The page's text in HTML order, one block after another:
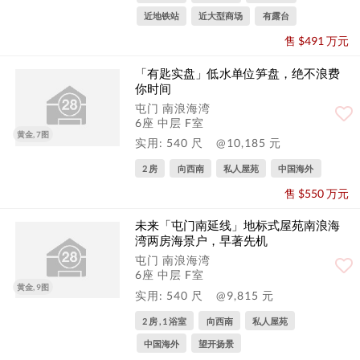
近地铁站 近大型商场 有露台
售 $491 万元
黄金, 7图
「有匙实盘」低水单位笋盘，绝不浪费
你时间
屯门 南浪海湾
6座 中层 F室
实用: 540 尺
@10,185 元
2 房 向西南 私人屋苑 中国海外
售 $550 万元
黄金, 9图
未来「屯门南延线」地标式屋苑️南浪海
湾两房海景户，早著先机️
屯门 南浪海湾
6座 中层 F室
实用: 540 尺
@9,815 元
2 房 , 1 浴室 向西南 私人屋苑
中国海外 望开扬景